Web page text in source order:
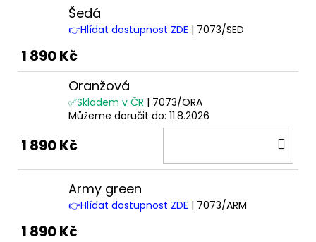
Šedá
👉Hlídat dostupnost ZDE | 7073/SED
1 890 Kč
Oranžová
✅Skladem v ČR | 7073/ORA
Můžeme doručit do: 11.8.2026
1 890 Kč
Army green
👉Hlídat dostupnost ZDE | 7073/ARM
1 890 Kč